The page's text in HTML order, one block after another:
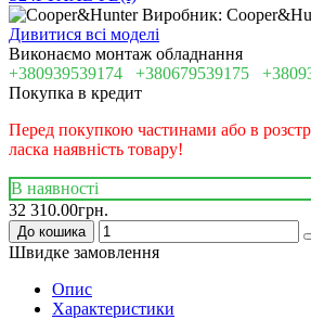
Виробник:
Дивитися всі моделі
Виконаємо монтаж обладнання
+380939539174 +380679539175
Покупка в кредит
Перед покупкою частинами або в
ласка наявність товару!
В наявності
32 310.00грн.
До кошика
Швидке замовлення
Опис
Характеристики